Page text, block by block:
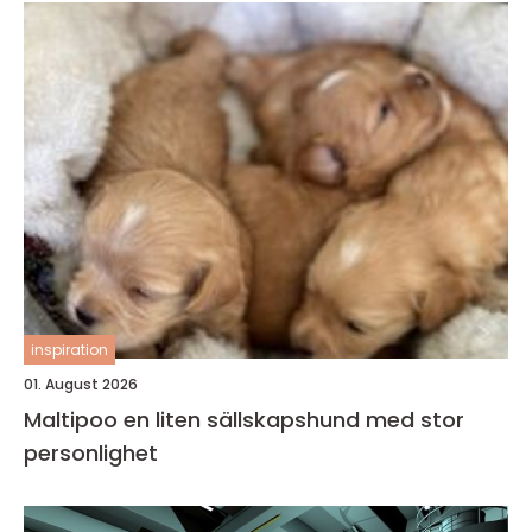
inspiration
01. August 2026
Maltipoo en liten sällskapshund med stor
personlighet